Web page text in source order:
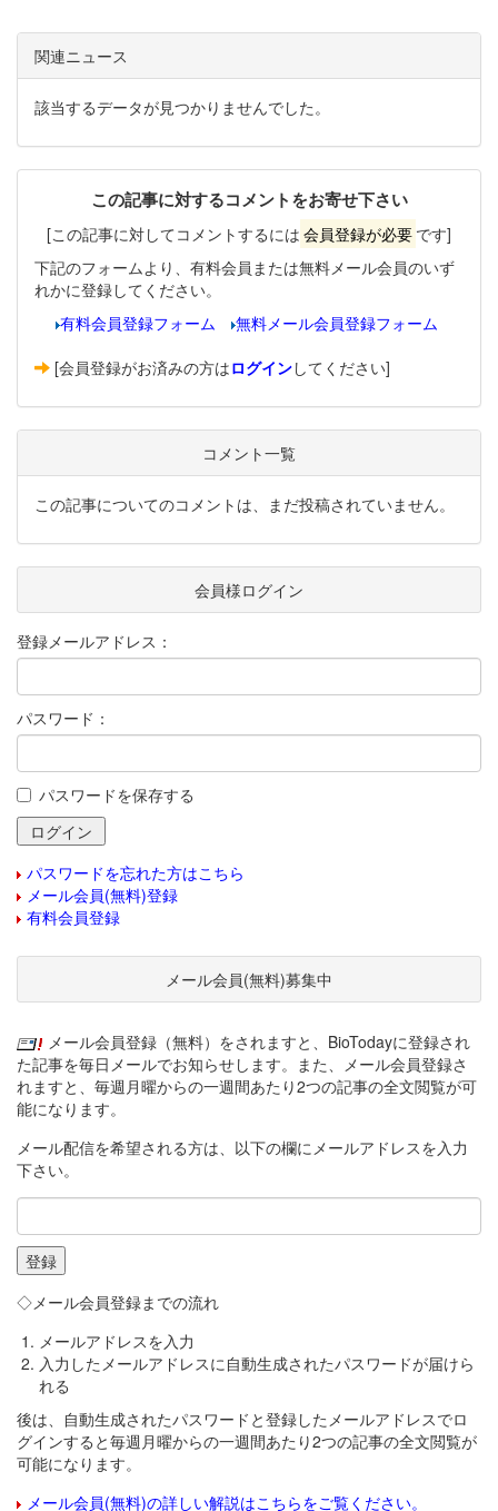
関連ニュース
該当するデータが見つかりませんでした。
この記事に対するコメントをお寄せ下さい
[この記事に対してコメントするには 会員登録が必要 です]
下記のフォームより、有料会員または無料メール会員のいず
れかに登録してください。
有料会員登録フォーム
無料メール会員登録フォーム
[会員登録がお済みの方はログインしてください]
コメント一覧
この記事についてのコメントは、まだ投稿されていません。
会員様ログイン
登録メールアドレス：
パスワード：
パスワードを保存する
パスワードを忘れた方はこちら
メール会員(無料)登録
有料会員登録
メール会員(無料)募集中
メール会員登録（無料）をされますと、BioTodayに登録され
た記事を毎日メールでお知らせします。また、メール会員登録さ
れますと、毎週月曜からの一週間あたり2つの記事の全文閲覧が可
能になります。
メール配信を希望される方は、以下の欄にメールアドレスを入力
下さい。
◇メール会員登録までの流れ
メールアドレスを入力
入力したメールアドレスに自動生成されたパスワードが届けら
れる
後は、自動生成されたパスワードと登録したメールアドレスでロ
グインすると毎週月曜からの一週間あたり2つの記事の全文閲覧が
可能になります。
メール会員(無料)の詳しい解説はこちらをご覧ください。